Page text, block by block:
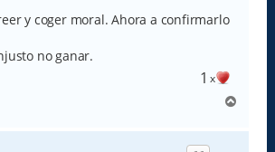
y coger moral. Ahora a confirmarlo
no ganar.
1 x
r